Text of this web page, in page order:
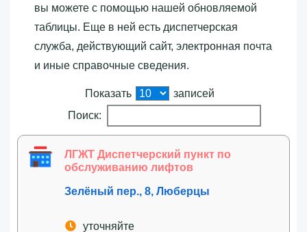
вы можете с помощью нашей обновляемой
таблицы. Еще в ней есть диспетчерская
служба, действующий сайт, электронная почта
и иные справочные сведения.
Показать
записей
Поиск:
ЛГЖТ Диспетчерский пункт по
обслуживанию лифтов
Зелёный пер., 8, Люберцы
уточняйте